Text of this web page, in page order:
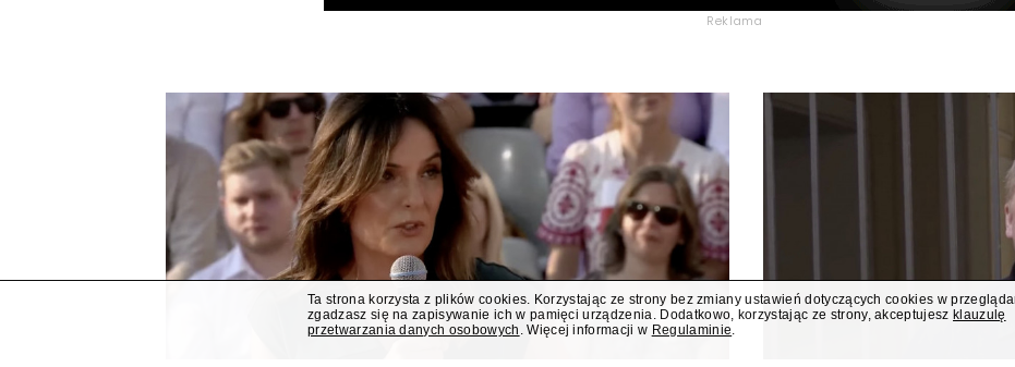
Reklama
Ta strona korzysta z plików cookies. Korzystając ze strony bez zmiany ustawień dotyczących cookies w
zgadzasz się na zapisywanie ich w pamięci urządzenia. Dodatkowo, korzystając ze strony, akceptujesz klauzulę
przetwarzania danych osobowych . Więcej informacji w Regulaminie.